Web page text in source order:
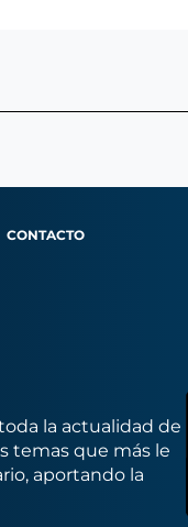
CONTACTO
la actualidad de
temas que más le
aportando la